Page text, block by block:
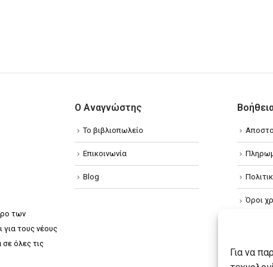
Για να
των
τους νέους
όλες τις
Ο Αναγνώστης
Το βιβλιοπωλείο
Επικοινωνία
Blog
Όροι